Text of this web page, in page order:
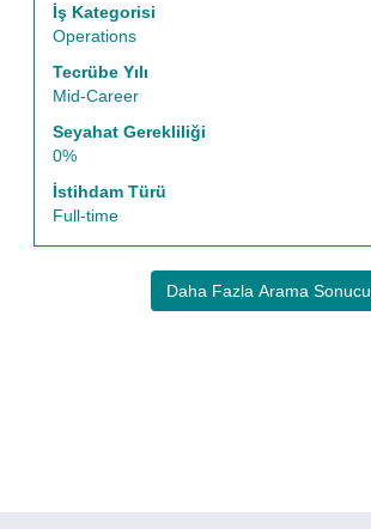
İş Kategorisi
Operations
Tecrübe Yılı
Mid-Career
Seyahat Gerekliliği
0%
İstihdam Türü
Full-time
seçin.
Daha Fazla Arama Sonucu